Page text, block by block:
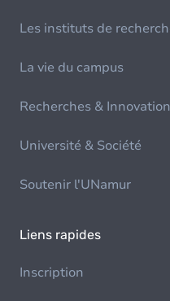
Les instituts de
La vie du campus
Recherches &
Université & Société
Soutenir l'UNamur
Liens rapides
Inscription